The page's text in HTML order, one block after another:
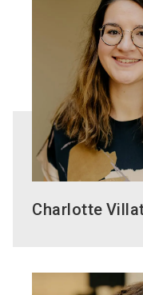
Charlotte